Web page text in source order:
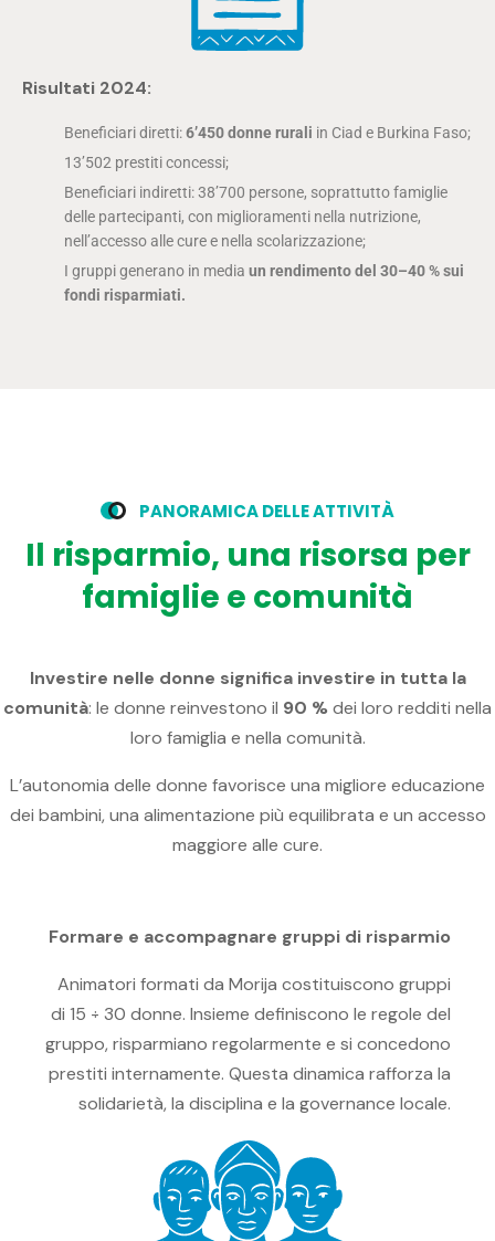
Risultati 2024:
Beneficiari diretti:6’450 donne rurali in Ciad e Burkina Faso;
13’502 prestiti concessi;
Beneficiari indiretti: 38’700 persone, soprattutto famiglie
delle partecipanti, con miglioramenti nella nutrizione,
nell’accesso alle cure e nella scolarizzazione;
I gruppi generano in media un rendimento del 30–40 % sui
fondi risparmiati.
PANORAMICADELLEATTIVITÀ
Il risparmio, una risorsa per
famiglie e comunità
Investire nelle donne significa investire in tutta la
comunità: le donne reinvestono il 90 % dei loro redditi nella
loro famiglia e nella comunità.
L’autonomia delle donne favorisce una migliore educazione
dei bambini, una alimentazione più equilibrata e un accesso
maggiore alle cure.
Formare e accompagnare gruppi di risparmio
Animatori formati da Morija costituiscono gruppi
di 15 ÷ 30 donne. Insieme definiscono le regole del
gruppo, risparmiano regolarmente e si concedono
prestiti internamente. Questa dinamica rafforza la
solidarietà, la disciplina e la governance locale.